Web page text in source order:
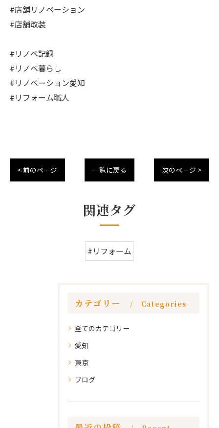
#店舗リノベーション
#店舗改装
#リノベ記録
#リノベ暮らし
#リノベーション愛知
#リフォーム職人
< 前のページ 一覧に戻る 次のページ >
関連タグ
#リフォーム
カテゴリー Categories
全てのカテゴリー
愛知
東京
ブログ